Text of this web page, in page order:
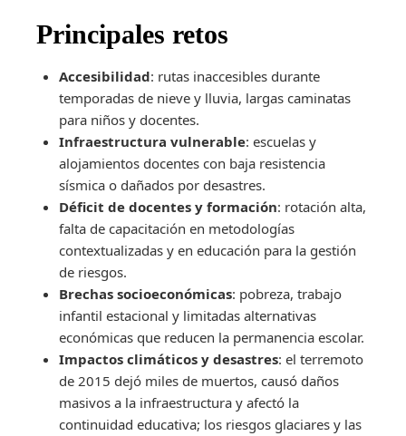
Principales retos
Accesibilidad: rutas inaccesibles durante
temporadas de nieve y lluvia, largas caminatas
para niños y docentes.
Infraestructura vulnerable: escuelas y
alojamientos docentes con baja resistencia
sísmica o dañados por desastres.
Déficit de docentes y formación: rotación alta,
falta de capacitación en metodologías
contextualizadas y en educación para la gestión
de riesgos.
Brechas socioeconómicas: pobreza, trabajo
infantil estacional y limitadas alternativas
económicas que reducen la permanencia escolar.
Impactos climáticos y desastres: el terremoto
de 2015 dejó miles de muertos, causó daños
masivos a la infraestructura y afectó la
continuidad educativa; los riesgos glaciares y las